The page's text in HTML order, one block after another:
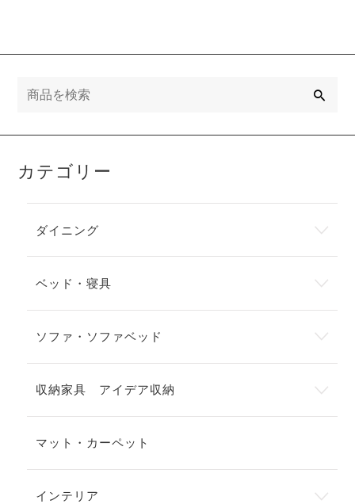
カテゴリー
ダイニング
ベッド・寝具
ソファ・ソファベッド
収納家具 アイデア収納
マット・カーペット
インテリア